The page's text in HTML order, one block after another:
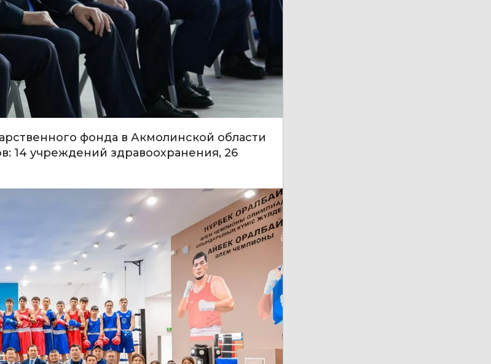
фонда в Акмолинской области
14 учреждений здравоохранения, 26